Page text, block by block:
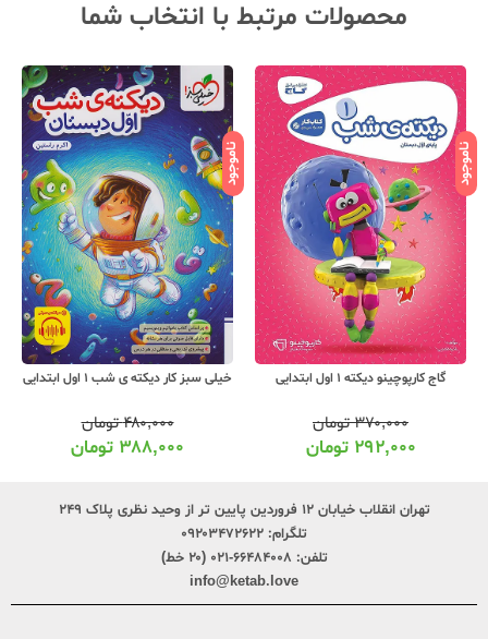
محصولات مرتبط با انتخاب شما
ناموجود
گاج کارپوچینو دیکته 1 اول ابتدایی
۳۷۰,۰۰۰تومان
۲۹۲,۰۰۰ تومان
ناموجود
خیلی سبز کار دیکته ی شب 1 اول ابتدایی
۴۸۰,۰۰۰تومان
۳۸۸,۰۰۰ تومان
تهران انقلاب خیابان ۱۲ فروردین پایین تر از وحید نظری پلاک ۲۴۹
تلگرام: ۰۹۲۰۳۴۷۲۶۲۲
تلفن: ۶۶۴۸۴۰۰۸-۰۲۱ (۲۰ خط)
info@ketab.love